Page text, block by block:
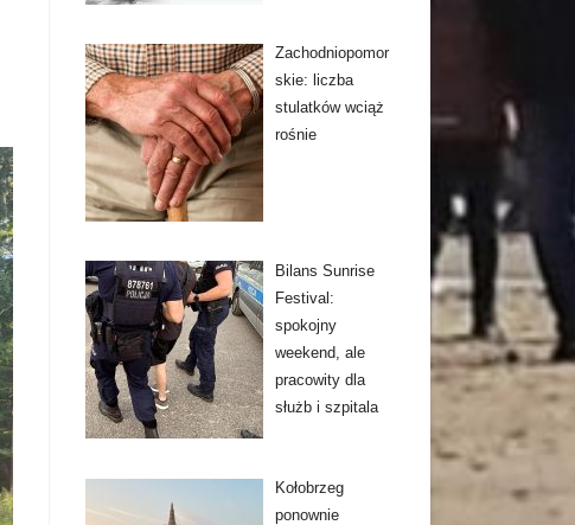
Zachodniopomor
skie: liczba
stulatków wciąż
rośnie
Bilans Sunrise
Festival:
spokojny
weekend, ale
pracowity dla
służb i szpitala
Kołobrzeg
ponownie